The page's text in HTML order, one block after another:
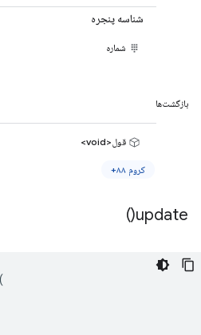
شناسه پنجره
شماره
بازگشت‌ها
قول<void>
کروم ۸۸+
update(
)
(